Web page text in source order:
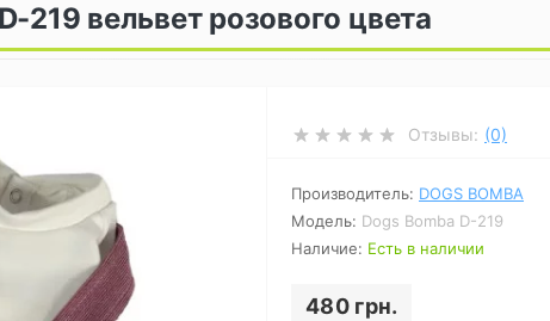
вельвет розового цвета
Отзывы: (0)
Производитель: DOGS BOMBA
Модель: Dogs Bomba D-219
Наличие: Есть в наличии
480 грн.